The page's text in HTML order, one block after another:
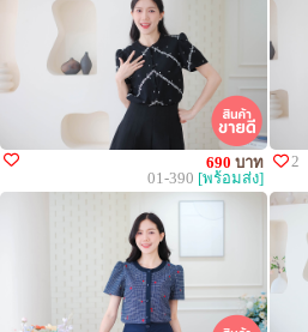
690 บาท
01-390 [พร้อมส่ง]
2